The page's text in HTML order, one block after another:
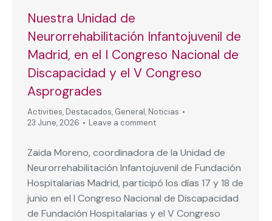
Nuestra Unidad de
Neurorrehabilitación Infantojuvenil de
Madrid, en el I Congreso Nacional de
Discapacidad y el V Congreso
Asprogrades
Activities, Destacados, General, Noticias
23 June, 2026
Leave a comment
Zaida Moreno, coordinadora de la Unidad de
Neurorrehabilitación Infantojuvenil de Fundación
Hospitalarias Madrid, participó los días 17 y 18 de
junio en el I Congreso Nacional de Discapacidad
de Fundación Hospitalarias y el V Congreso